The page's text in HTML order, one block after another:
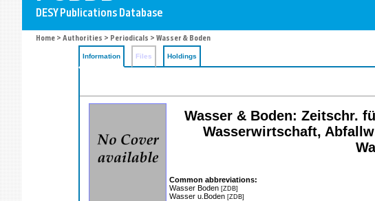
Home > Authorities > Periodicals > Wasser & Boden
Information Files Holdings
Wasser & Boden: Zeitschr.
Wasserwirtschaft,
Common abbreviations:
Wasser Boden [ZDB]
Wasser u.Boden [ZDB]